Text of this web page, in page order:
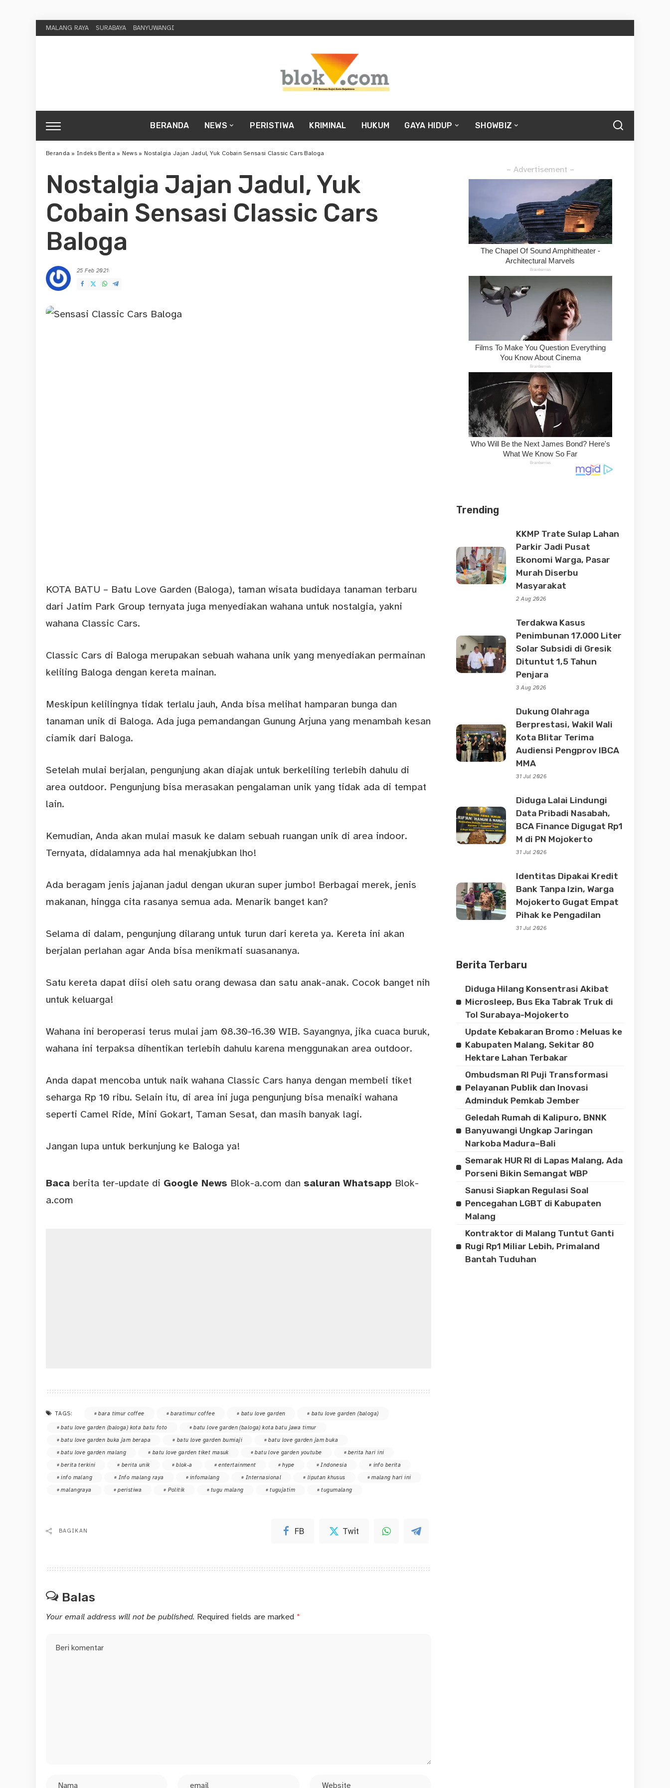
MALANG RAYA SURABAYA BANYUWANGI
BERANDA NEWS PERISTIWA KRIMINAL HUKUM GAYA HIDUP SHOWBIZ
Beranda »Indeks Berita » News » Nostalgia Jajan Jadul, Yuk Cobain Sensasi Classic Cars Baloga
Nostalgia Jajan Jadul, Yuk
Cobain Sensasi Classic Cars
Baloga
25 Feb 2021
Posted
by
KOTA BATU – Batu Love Garden (Baloga), taman wisata budidaya tanaman terbaru
dari Jatim Park Group ternyata juga menyediakan wahana untuk nostalgia, yakni
wahana Classic Cars.
Classic Cars di Baloga merupakan sebuah wahana unik yang menyediakan permainan
keliling Baloga dengan kereta mainan.
Meskipun kelilingnya tidak terlalu jauh, Anda bisa melihat hamparan bunga dan
tanaman unik di Baloga. Ada juga pemandangan Gunung Arjuna yang menambah kesan
ciamik dari Baloga.
Setelah mulai berjalan, pengunjung akan diajak untuk berkeliling terlebih dahulu di
area outdoor. Pengunjung bisa merasakan pengalaman unik yang tidak ada di tempat
lain.
Kemudian, Anda akan mulai masuk ke dalam sebuah ruangan unik di area indoor.
Ternyata, didalamnya ada hal menakjubkan lho!
Ada beragam jenis jajanan jadul dengan ukuran super jumbo! Berbagai merek, jenis
makanan, hingga cita rasanya semua ada. Menarik banget kan?
Selama di dalam, pengunjung dilarang untuk turun dari kereta ya. Kereta ini akan
berjalan perlahan agar Anda bisa menikmati suasananya.
Satu kereta dapat diisi oleh satu orang dewasa dan satu anak-anak. Cocok banget nih
untuk keluarga!
Wahana ini beroperasi terus mulai jam 08.30-16.30 WIB. Sayangnya, jika cuaca buruk,
wahana ini terpaksa dihentikan terlebih dahulu karena menggunakan area outdoor.
Anda dapat mencoba untuk naik wahana Classic Cars hanya dengan membeli tiket
seharga Rp 10 ribu. Selain itu, di area ini juga pengunjung bisa menaiki wahana
seperti Camel Ride, Mini Gokart, Taman Sesat, dan masih banyak lagi.
Jangan lupa untuk berkunjung ke Baloga ya!
Baca berita ter-update di Google News Blok-a.com dan saluran Whatsapp Blok-
a.com
TAGS: bara timur coffee baratimur coffee batu love garden batu love garden (baloga)
batu love garden (baloga) kota batu foto
batu love garden (baloga) kota batu jawa timur
batu love garden buka jam berapa
batu love garden bumiaji
batu love garden jam buka
batu love garden malang
batu love garden tiket masuk batu love garden youtube
berita hari ini
berita terkini
berita unik blok-a entertainment hype Indonesia
info berita
info malang
Info malang raya infomalang Internasional liputan khusus
malang hari ini
malangraya
peristiwa Politik tugu malang tugujatim tugumalang
BAGIKAN FB Twit
Balas
Your email address will not be published. Required fields are marked *
– Advertisement –
Trending
KKMP Trate Sulap Lahan
Parkir Jadi Pusat
Ekonomi Warga, Pasar
Murah Diserbu
Masyarakat
2 Aug 2026
Terdakwa Kasus
Penimbunan 17.000 Liter
Solar Subsidi di Gresik
Dituntut 1,5 Tahun
Penjara
3 Aug 2026
Dukung Olahraga
Berprestasi, Wakil Wali
Kota Blitar Terima
Audiensi Pengprov IBCA
MMA
31 Jul 2026
Diduga Lalai Lindungi
Data Pribadi Nasabah,
BCA Finance Digugat Rp1
M di PN Mojokerto
31 Jul 2026
Identitas Dipakai Kredit
Bank Tanpa Izin, Warga
Mojokerto Gugat Empat
Pihak ke Pengadilan
31 Jul 2026
Berita Terbaru
Diduga Hilang Konsentrasi Akibat
Microsleep, Bus Eka Tabrak Truk di
Tol Surabaya-Mojokerto
Update Kebakaran Bromo : Meluas ke
Kabupaten Malang, Sekitar 80
Hektare Lahan Terbakar
Ombudsman RI Puji Transformasi
Pelayanan Publik dan Inovasi
Adminduk Pemkab Jember
Geledah Rumah di Kalipuro, BNNK
Banyuwangi Ungkap Jaringan
Narkoba Madura–Bali
Semarak HUR RI di Lapas Malang, Ada
Porseni Bikin Semangat WBP
Sanusi Siapkan Regulasi Soal
Pencegahan LGBT di Kabupaten
Malang
Kontraktor di Malang Tuntut Ganti
Rugi Rp1 Miliar Lebih, Primaland
Bantah Tuduhan